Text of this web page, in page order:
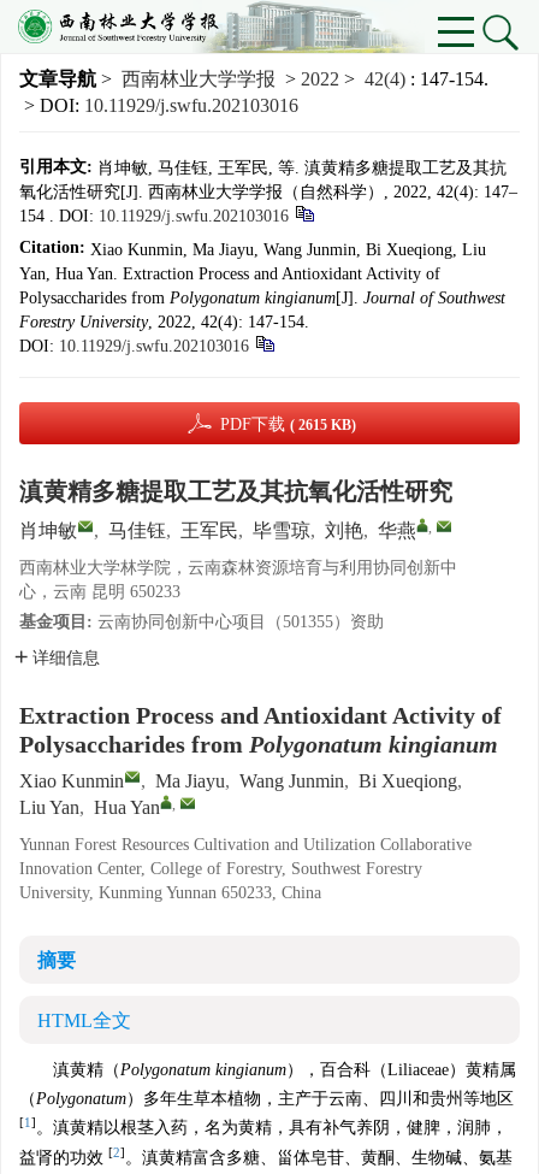
文章导航 > 西南林业大学学报 > 2022 > 42(4) : 147-154.
> DOI: 10.11929/j.swfu.202103016
引用本文: 肖坤敏, 马佳钰, 王军民, 等. 滇黄精多糖提取工艺及其抗
氧化活性研究[J]. 西南林业大学学报（自然科学）, 2022, 42(4): 147–
154 . DOI: 10.11929/j.swfu.202103016
Citation: Xiao Kunmin, Ma Jiayu, Wang Junmin, Bi Xueqiong, Liu
Yan, Hua Yan. Extraction Process and Antioxidant Activity of
Polysaccharides from Polygonatum kingianum[J]. Journal of Southwest
Forestry University, 2022, 42(4): 147-154.
DOI: 10.11929/j.swfu.202103016
PDF下载 ( 2615 KB)
滇黄精多糖提取工艺及其抗氧化活性研究
肖坤敏 , 马佳钰, 王军民, 毕雪琼, 刘艳, 华燕 ,
西南林业大学林学院，云南森林资源培育与利用协同创新中
心，云南 昆明 650233
基金项目: 云南协同创新中心项目（501355）资助
详细信息
Extraction Process and Antioxidant Activity of
Polysaccharides from Polygonatum kingianum
Xiao Kunmin , Ma Jiayu, Wang Junmin, Bi Xueqiong,
Liu Yan, Hua Yan ,
Yunnan Forest Resources Cultivation and Utilization Collaborative
Innovation Center, College of Forestry, Southwest Forestry
University, Kunming Yunnan 650233, China
摘要
HTML全文
滇黄精（Polygonatum kingianum），百合科（Liliaceae）黄精属
（Polygonatum）多年生草本植物，主产于云南、四川和贵州等地区
[1 ] 。滇黄精以根茎入药，名为黄精，具有补气养阴，健脾，润肺，
益肾的功效 [2] 。滇黄精富含多糖、甾体皂苷、黄酮、生物碱、氨基